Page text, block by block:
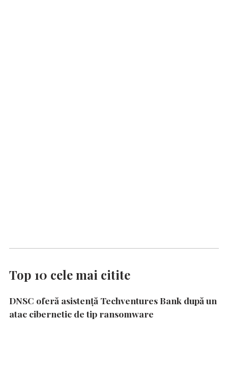
Top 10 cele mai citite
DNSC oferă asistență Techventures Bank după un
atac cibernetic de tip ransomware